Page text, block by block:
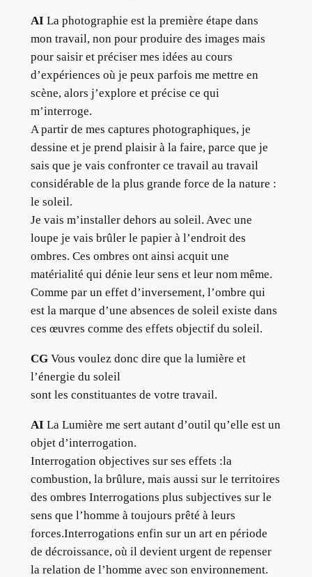
AI La photographie est la première étape dans
mon travail, non pour produire des images mais
pour saisir et préciser mes idées au cours
d’expériences où je peux parfois me mettre en
scène, alors j’explore et précise ce qui
m’interroge.
A partir de mes captures photographiques, je
dessine et je prend plaisir à la faire, parce que je
sais que je vais confronter ce travail au travail
considérable de la plus grande force de la nature :
le soleil.
Je vais m’installer dehors au soleil. Avec une
loupe je vais brûler le papier à l’endroit des
ombres. Ces ombres ont ainsi acquit une
matérialité qui dénie leur sens et leur nom même.
Comme par un effet d’inversement, l’ombre qui
est la marque d’une absences de soleil existe dans
ces œuvres comme des effets objectif du soleil.
CGVous voulez donc dire que la lumière et
l’énergie du soleil
sont les constituantes de votre travail.
AI La Lumière me sert autant d’outil qu’elle est un
objet d’interrogation.
Interrogation objectives sur ses effets :la
combustion, la brûlure, mais aussi sur le territoires
des ombres Interrogations plus subjectives sur le
sens que l’homme à toujours prêté à leurs
forces.Interrogations enfin sur un art en période
de décroissance, où il devient urgent de repenser
la relation de l’homme avec son environnement.